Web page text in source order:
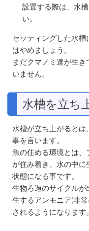
設置する際は、水
い。
セッティングした水
はやめましょう。
まだクマノミ達が生
いません。
水槽を立ち
水槽が立ち上がるとは
事を言います。
魚の住める環境とは
が住み着き、水の中
状態になる事です。
生物ろ過のサイクル
生するアンモニア(非
されるようになります。